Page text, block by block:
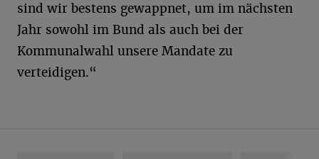
sind wir bestens gewappnet, um im nächsten
Jahr sowohl im Bund als auch bei der
Kommunalwahl unsere Mandate zu
verteidigen.“